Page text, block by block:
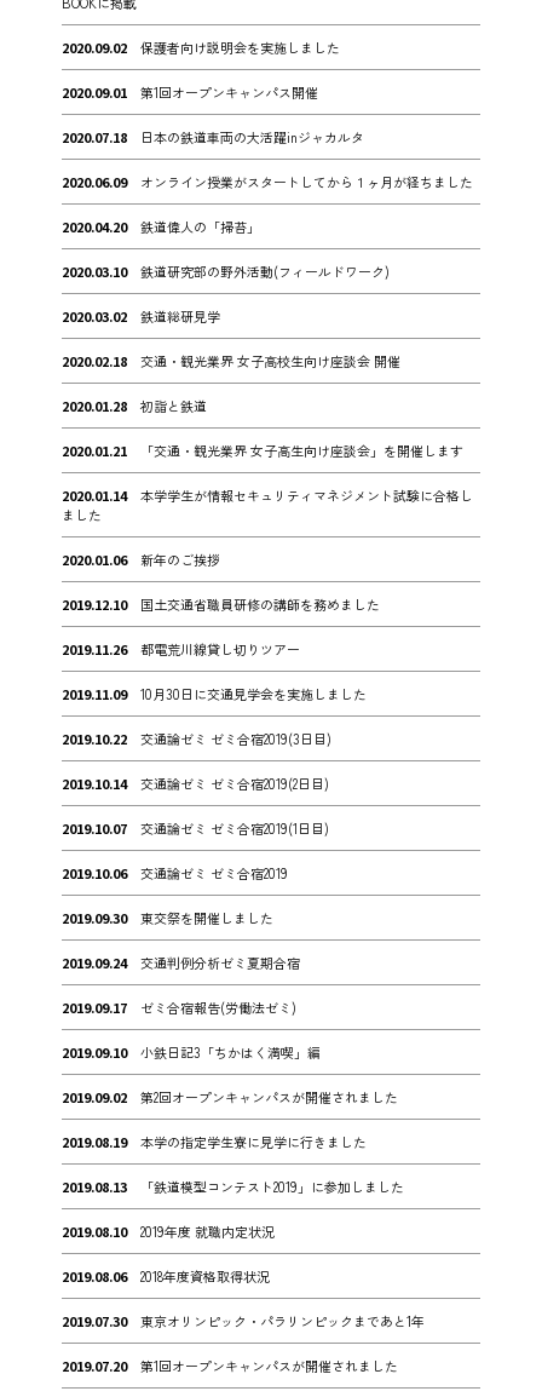
2020.09.02 保護者向け説明会を実施しました
2020.09.01 第1回オープンキャンパス開催
2020.07.18 日本の鉄道車両の大活躍inジャカルタ
2020.06.09 オンライン授業がスタートしてから１ヶ月が経ちました
2020.04.20 鉄道偉人の「掃苔」
2020.03.10 鉄道研究部の野外活動(フィールドワーク)
2020.03.02 鉄道総研見学
2020.02.18 交通・観光業界 女子高校生向け座談会 開催
2020.01.28 初詣と鉄道
2020.01.21 「交通・観光業界 女子高生向け座談会」を開催します
2020.01.14
本学学生が情報セキュリティマネジメント試験に合格し
ました
2020.01.06 新年のご挨拶
2019.12.10 国土交通省職員研修の講師を務めました
2019.11.26 都電荒川線貸し切りツアー
2019.11.09 10月30日に交通見学会を実施しました
2019.10.22 交通論ゼミ ゼミ合宿2019(3日目)
2019.10.14 交通論ゼミ ゼミ合宿2019(2日目)
2019.10.07 交通論ゼミ ゼミ合宿2019(1日目)
2019.10.06 交通論ゼミ ゼミ合宿2019
2019.09.30 東交祭を開催しました
2019.09.24 交通判例分析ゼミ夏期合宿
2019.09.17 ゼミ合宿報告(労働法ゼミ)
2019.09.10 小鉄日記3「ちかはく満喫」編
2019.09.02 第2回オープンキャンパスが開催されました
2019.08.19 本学の指定学生寮に見学に行きました
2019.08.13 「鉄道模型コンテスト2019」に参加しました
2019.08.10 2019年度 就職内定状況
2019.08.06 2018年度資格取得状況
2019.07.30 東京オリンピック・パラリンピックまであと1年
2019.07.20 第1回オープンキャンパスが開催されました